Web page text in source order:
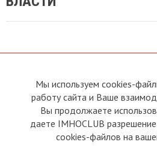
О сайте
Условия пользования
Политика конфиденциальности
Мы используем cookies-
работу сайта и Ваше
Вы продолжаете
даете IMHOCLUB
cookies-файлов на